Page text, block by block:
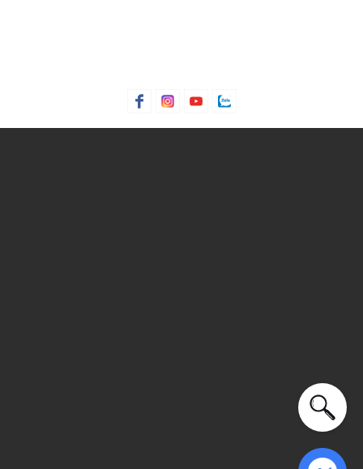
Thích hợp dùng trong các dịp: Tập luyện thể thao, hoạt